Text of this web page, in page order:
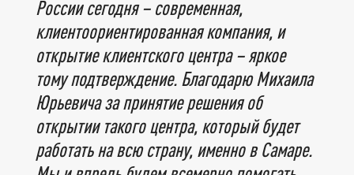
России сегодня – современная,
клиентоориентированная компания, и
открытие клиентского центра – яркое
тому подтверждение. Благодарю Михаила
Юрьевича за принятие решения об
открытии такого центра, который будет
работать на всю страну, именно в Самаре.